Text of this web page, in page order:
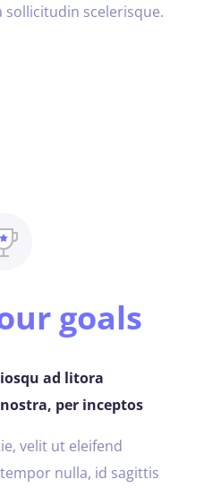
scelerisque.
goals
ad litora
per inceptos
velit ut eleifend
nulla, id sagittis